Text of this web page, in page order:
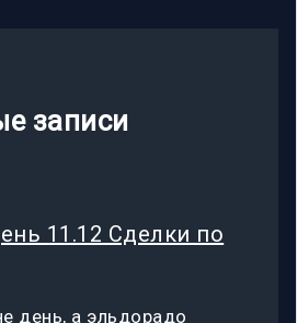
записи
11.12 Сделки по
день, а эльдорадо